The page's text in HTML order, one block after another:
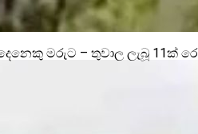
මරුට – තුවාල ලැබූ 11ක්